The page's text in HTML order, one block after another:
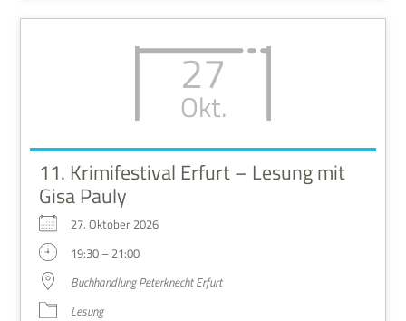
27
Okt.
11. Krimifestival Erfurt – Lesung mit
Gisa Pauly
27. Okto­ber 2026
19:30 – 21:00
Buch­hand­lung Peter­knecht Erfurt
Lesung